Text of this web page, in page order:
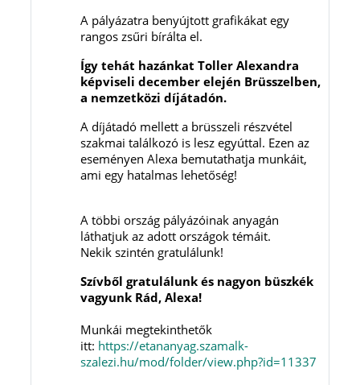
A pályázatra benyújtott grafikákat egy
rangos zsűri bírálta el.
Így tehát hazánkat Toller Alexandra
képviseli december elején Brüsszelben,
a nemzetközi díjátadón.
A díjátadó mellett a brüsszeli részvétel
szakmai találkozó is lesz egyúttal. Ezen az
eseményen Alexa bemutathatja munkáit,
ami egy hatalmas lehetőség!
A többi ország pályázóinak anyagán
láthatjuk az adott országok témáit.
Nekik szintén gratulálunk!
Szívből gratulálunk és nagyon büszkék
vagyunk Rád, Alexa!
Munkái megtekinthetők
itt: https://etananyag.szamalk-
szalezi.hu/mod/folder/view.php?id=11337